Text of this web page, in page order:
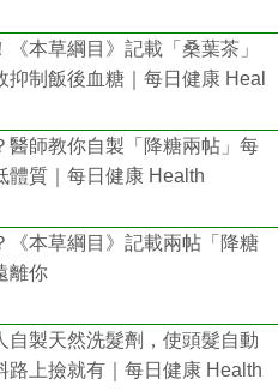
本草綱目》記載「桑葉茶」
抑制飯後血糖｜每日健康 Heal
醫師教你自製「降糖兩帖」每
體質｜每日健康 Health
《本草綱目》記載兩帖「降糖
離你
自製天然洗髮劑，使頭髮自動
路上撿就有｜每日健康 Health